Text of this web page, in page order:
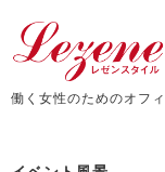
働く女性のためのオフ